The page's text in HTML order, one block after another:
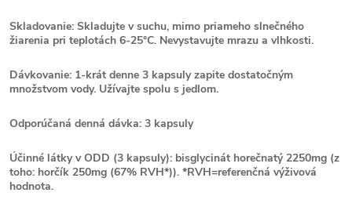
Skladovanie: Skladujte v suchu, mimo priameho slnečného
žiarenia pri teplotách 6-25°C. Nevystavujte mrazu a vlhkosti.
Dávkovanie: 1-krát denne 3 kapsuly zapite dostatočným
množstvom vody. Užívajte spolu s jedlom.
Odporúčaná denná dávka: 3 kapsuly
Účinné látky v ODD (3 kapsuly): bisglycinát horečnatý 2250mg (z
toho: horčík 250mg (67% RVH*)). *RVH=referenčná výživová
hodnota.